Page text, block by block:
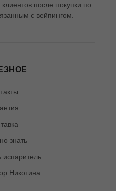
после покупки по
с вейпингом.
знать
испаритель
Никотина